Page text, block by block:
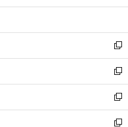
開
ウ
開
く
ン
ウ
で
開
く
ウ
ン
ド
ウ
で
開
く
新
し
い
ウ
ィ
ン
ド
新
し
い
ウ
ィ
新
し
い